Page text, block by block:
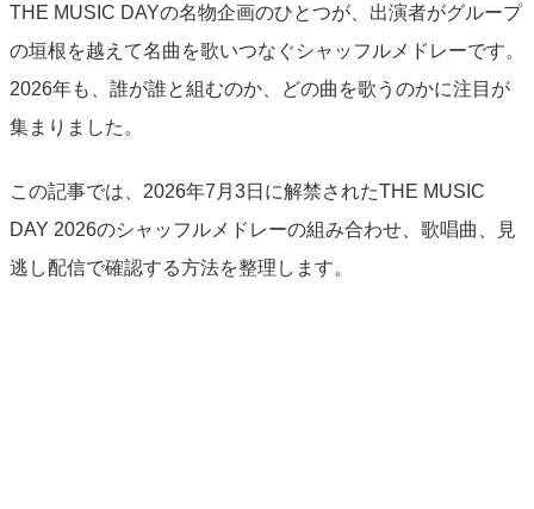
THE MUSIC DAYの名物企画のひとつが、出演者がグループ
の垣根を越えて名曲を歌いつなぐシャッフルメドレーです。
2026年も、誰が誰と組むのか、どの曲を歌うのかに注目が
集まりました。
この記事では、2026年7月3日に解禁されたTHE MUSIC
DAY 2026のシャッフルメドレーの組み合わせ、歌唱曲、見
逃し配信で確認する方法を整理します。